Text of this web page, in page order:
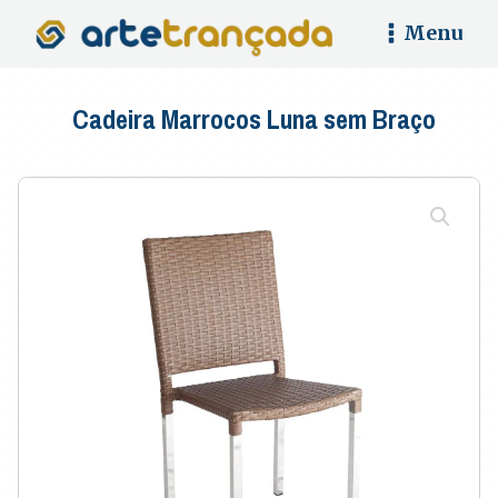
Menu
Cadeira Marrocos Luna sem Braço